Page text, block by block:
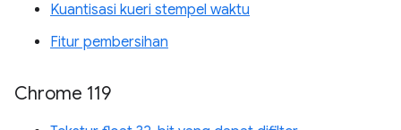
Kuantisasi kueri stempel waktu
Fitur pembersihan
Chrome 119